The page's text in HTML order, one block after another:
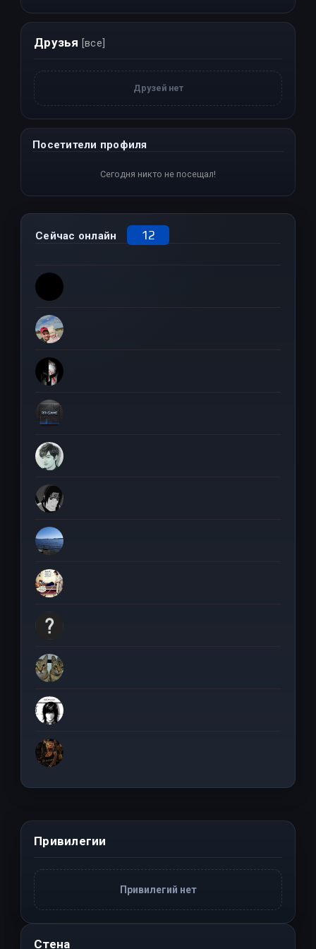
Друзья [все]
Друзей нет
Посетители профиля
Сегодня никто не посещал!
Сейчас онлайн 12
Привилегии
Привилегий нет
Стена